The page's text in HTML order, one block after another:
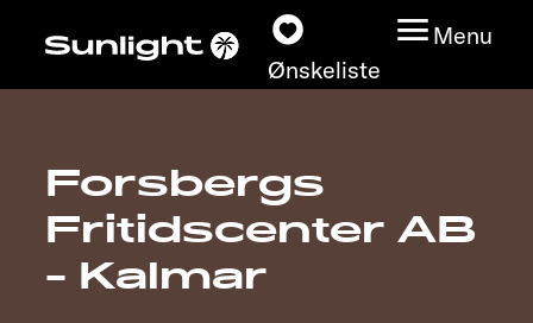
Ønskeliste
Menu
Modeller
Konfigurator
Forsbergs
Fritidscenter AB
- Kalmar